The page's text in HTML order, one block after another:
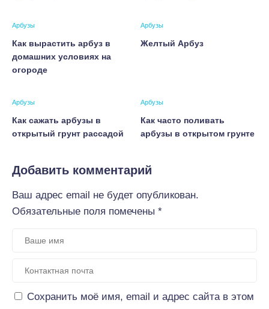
Арбузы
Как вырастить арбуз в
домашних условиях на
огороде
Арбузы
Желтый Арбуз
Арбузы
Как сажать арбузы в
открытый грунт рассадой
Арбузы
Как часто поливать
арбузы в открытом грунте
Добавить комментарий
Ваш адрес email не будет опубликован.
Обязательные поля помечены *
Сохранить моё имя, email и адрес сайта в этом